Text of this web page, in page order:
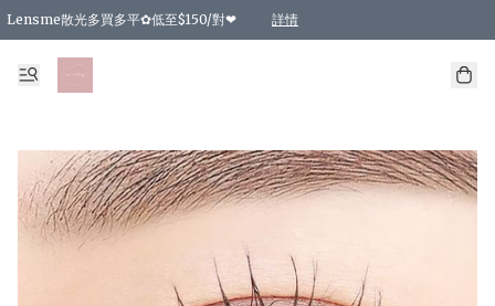
Lensme散光多買多平✿低至$150/對❤ 詳情
台灣Karacon⁩✧日拋 特價清貨❁⃘
日本韓國多款日/月拋現貨☼ 特價❤︎數量有限 售完即止
🇰🇷韓國多款月拋現貨 特價兩對$99✿數量有限 售完即止♫
精選商品，任選買2件或以上9 折；買4件或以上85 折；買6件或以上8 折
精選商品，任選買2件HKD 140.00；買4件HKD 260.00
精選商品，任選買2件HKD 190.00；買4件HKD 360.00
精選商品，任選買2件HKD 110.00；買4件HKD 180.00
精選商品，任選買2件HKD 170.00；買4件HKD 320.00
精選商品，任選買2件或以上減HKD 148.00
精選商品，任選買2件或以上減HKD 148.00
精選商品，任選買2件或以上95 折；買4件或以上9 折；買6件或以上85 折；買8件
精選商品，任選買12件或以上87 折
精選商品，任選買2件或以上減HKD 16.00；買4件或以上減HKD 32.00；買6
精選商品，任選買2件或以上95 折；買4件或以上9 折；買8件或以上85 折；買12
購物滿 HKD 800.00即享免運費優惠！（適用於 特定的送貨方式 )